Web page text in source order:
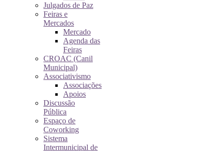
Julgados de Paz
Feiras e
Mercados
Mercado
Agenda das
Feiras
CROAC (Canil
Municipal)
Associativismo
Associações
Apoios
Discussão
Pública
Espaço de
Coworking
Sistema
Intermunicipal de